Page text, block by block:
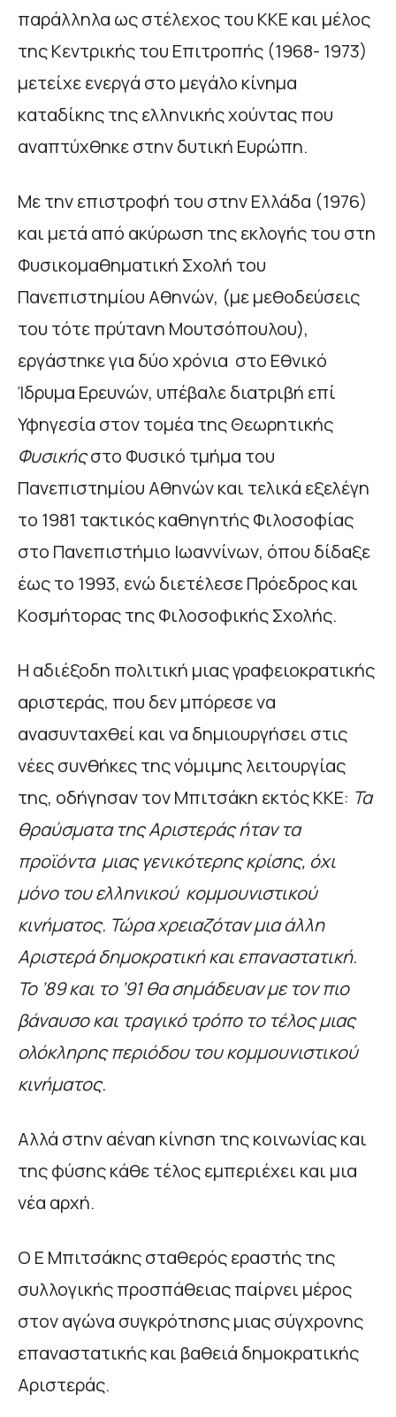
παράλληλα ως στέλεχος του ΚΚΕ και μέλος
της Κεντρικής του Επιτροπής (1968- 1973)
μετείχε ενεργά στο μεγάλο κίνημα
καταδίκης της ελληνικής χούντας που
αναπτύχθηκε στην δυτική Ευρώπη.
Με την επιστροφή του στην Ελλάδα (1976)
και μετά από ακύρωση της εκλογής του στη
Φυσικομαθηματική Σχολή του
Πανεπιστημίου Αθηνών, (με μεθοδεύσεις
του τότε πρύτανη Μουτσόπουλου),
εργάστηκε για δύο χρόνια στο Εθνικό
Ίδρυμα Ερευνών, υπέβαλε διατριβή επί
Υφηγεσία στον τομέα της Θεωρητικής
Φυσικήςστο Φυσικό τμήμα του
Πανεπιστημίου Αθηνών και τελικά εξελέγη
το 1981 τακτικός καθηγητής Φιλοσοφίας
στο Πανεπιστήμιο Ιωαννίνων, όπου δίδαξε
έως το 1993, ενώ διετέλεσε Πρόεδρος και
Κοσμήτορας της Φιλοσοφικής Σχολής.
Η αδιέξοδη πολιτική μιας γραφειοκρατικής
αριστεράς, που δεν μπόρεσε να
ανασυνταχθεί και να δημιουργήσει στις
νέες συνθήκες της νόμιμης λειτουργίας
της, οδήγησαν τον Μπιτσάκη εκτός ΚΚΕ: Τα
θραύσματα της Αριστεράς ήταν τα
προϊόντα μιας γενικότερης κρίσης, όχι
μόνο του ελληνικού κομμουνιστικού
κινήματος. Τώρα χρειαζόταν μια άλλη
Αριστερά δημοκρατική και επαναστατική.
Το ’89 και το ’91 θα σημάδευαν με τον πιο
βάναυσο και τραγικό τρόπο το τέλος μιας
ολόκληρης περιόδου του κομμουνιστικού
κινήματος.
Αλλά στην αέναη κίνηση της κοινωνίας και
της φύσης κάθε τέλος εμπεριέχει και μια
νέα αρχή.
Ο Ε Μπιτσάκης σταθερός εραστής της
συλλογικής προσπάθειας παίρνει μέρος
στον αγώνα συγκρότησης μιας σύγχρονης
επαναστατικής και βαθειά δημοκρατικής
Αριστεράς.